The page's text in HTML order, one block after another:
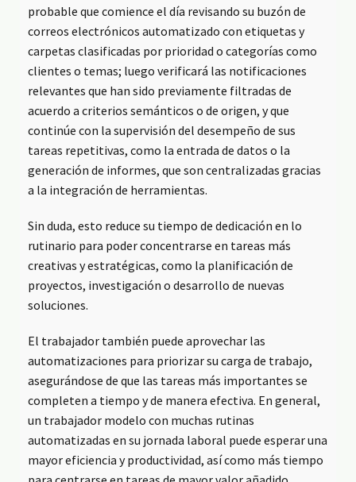
probable que comience el día revisando su buzón de
correos electrónicos automatizado con etiquetas y
carpetas clasificadas por prioridad o categorías como
clientes o temas; luego verificará las notificaciones
relevantes que han sido previamente filtradas de
acuerdo a criterios semánticos o de origen, y que
continúe con la supervisión del desempeño de sus
tareas repetitivas, como la entrada de datos o la
generación de informes, que son centralizadas gracias
a la integración de herramientas.
Sin duda, esto reduce su tiempo de dedicación en lo
rutinario para poder concentrarse en tareas más
creativas y estratégicas, como la planificación de
proyectos, investigación o desarrollo de nuevas
soluciones.
El trabajador también puede aprovechar las
automatizaciones para priorizar su carga de trabajo,
asegurándose de que las tareas más importantes se
completen a tiempo y de manera efectiva. En general,
un trabajador modelo con muchas rutinas
automatizadas en su jornada laboral puede esperar una
mayor eficiencia y productividad, así como más tiempo